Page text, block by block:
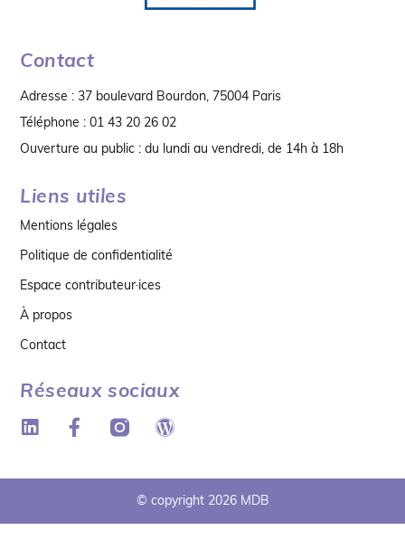
Contact
Adresse : 37 boulevard Bourdon, 75004 Paris
Téléphone : 01 43 20 26 02
Ouverture au public : du lundi au vendredi, de 14h à 18h
Liens utiles
Mentions légales
Politique de confidentialité
Espace contributeur·ices
À propos
Contact
Réseaux sociaux
© copyright 2026 MDB